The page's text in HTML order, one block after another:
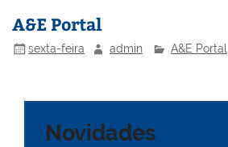
A&E Portal
sexta-feira admin A&E Portal
Novidades